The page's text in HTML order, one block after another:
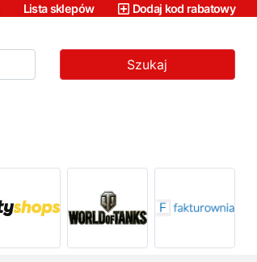
Lista sklepów Dodaj kod rabatowy
Szukaj